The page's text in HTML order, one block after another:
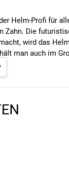
Helm-Profi für
Die
wird das
man auch im
Downshell und tief